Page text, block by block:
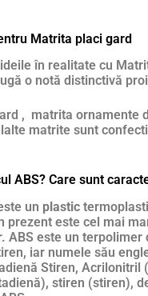
Matrita placi gard
în realitate cu
o notă distinctivă
, matrita ornamente
matrite sunt
ABS? Care sunt
un plastic
prezent este cel mai
ABS este un terpolimer
iar numele său
Stiren, Acrilonitril
stiren (stiren),